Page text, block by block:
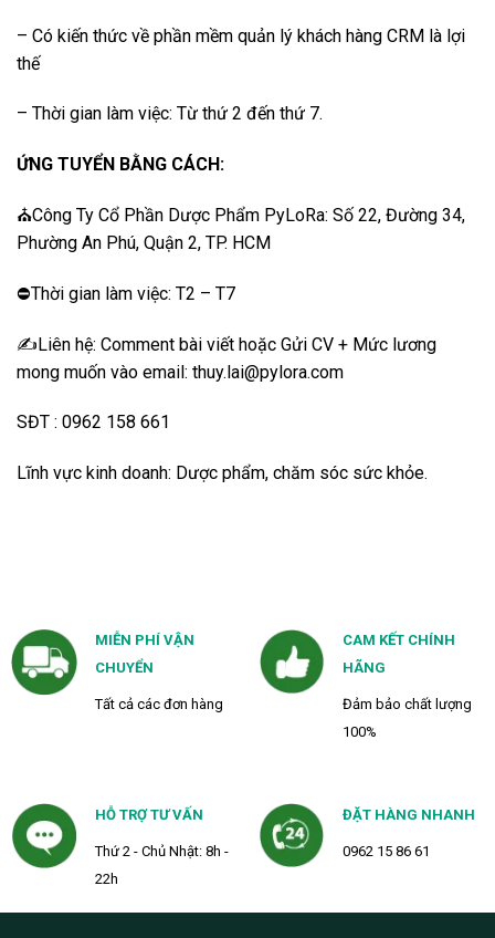
– Có kiến thức về phần mềm quản lý khách hàng CRM là lợi
thế
– Thời gian làm việc: Từ thứ 2 đến thứ 7.
ỨNG TUYỂN BẰNG CÁCH:
⛪Công Ty Cổ Phần Dược Phẩm PyLoRa: Số 22, Đường 34,
Phường An Phú, Quận 2, TP. HCM
⛔️Thời gian làm việc: T2 – T7
✍️Liên hệ: Comment bài viết hoặc Gửi CV + Mức lương
mong muốn vào email: thuy.lai@pylora.com
SĐT : 0962 158 661
Lĩnh vực kinh doanh: Dược phẩm, chăm sóc sức khỏe.
MIỄN PHÍ VẬN
CHUYỂN
Tất cả các đơn hàng
CAM KẾT CHÍNH
HÃNG
Đảm bảo chất lượng
100%
HỖ TRỢ TƯ VẤN
Thứ 2 - Chủ Nhật: 8h -
22h
ĐẶT HÀNG NHANH
0962 15 86 61